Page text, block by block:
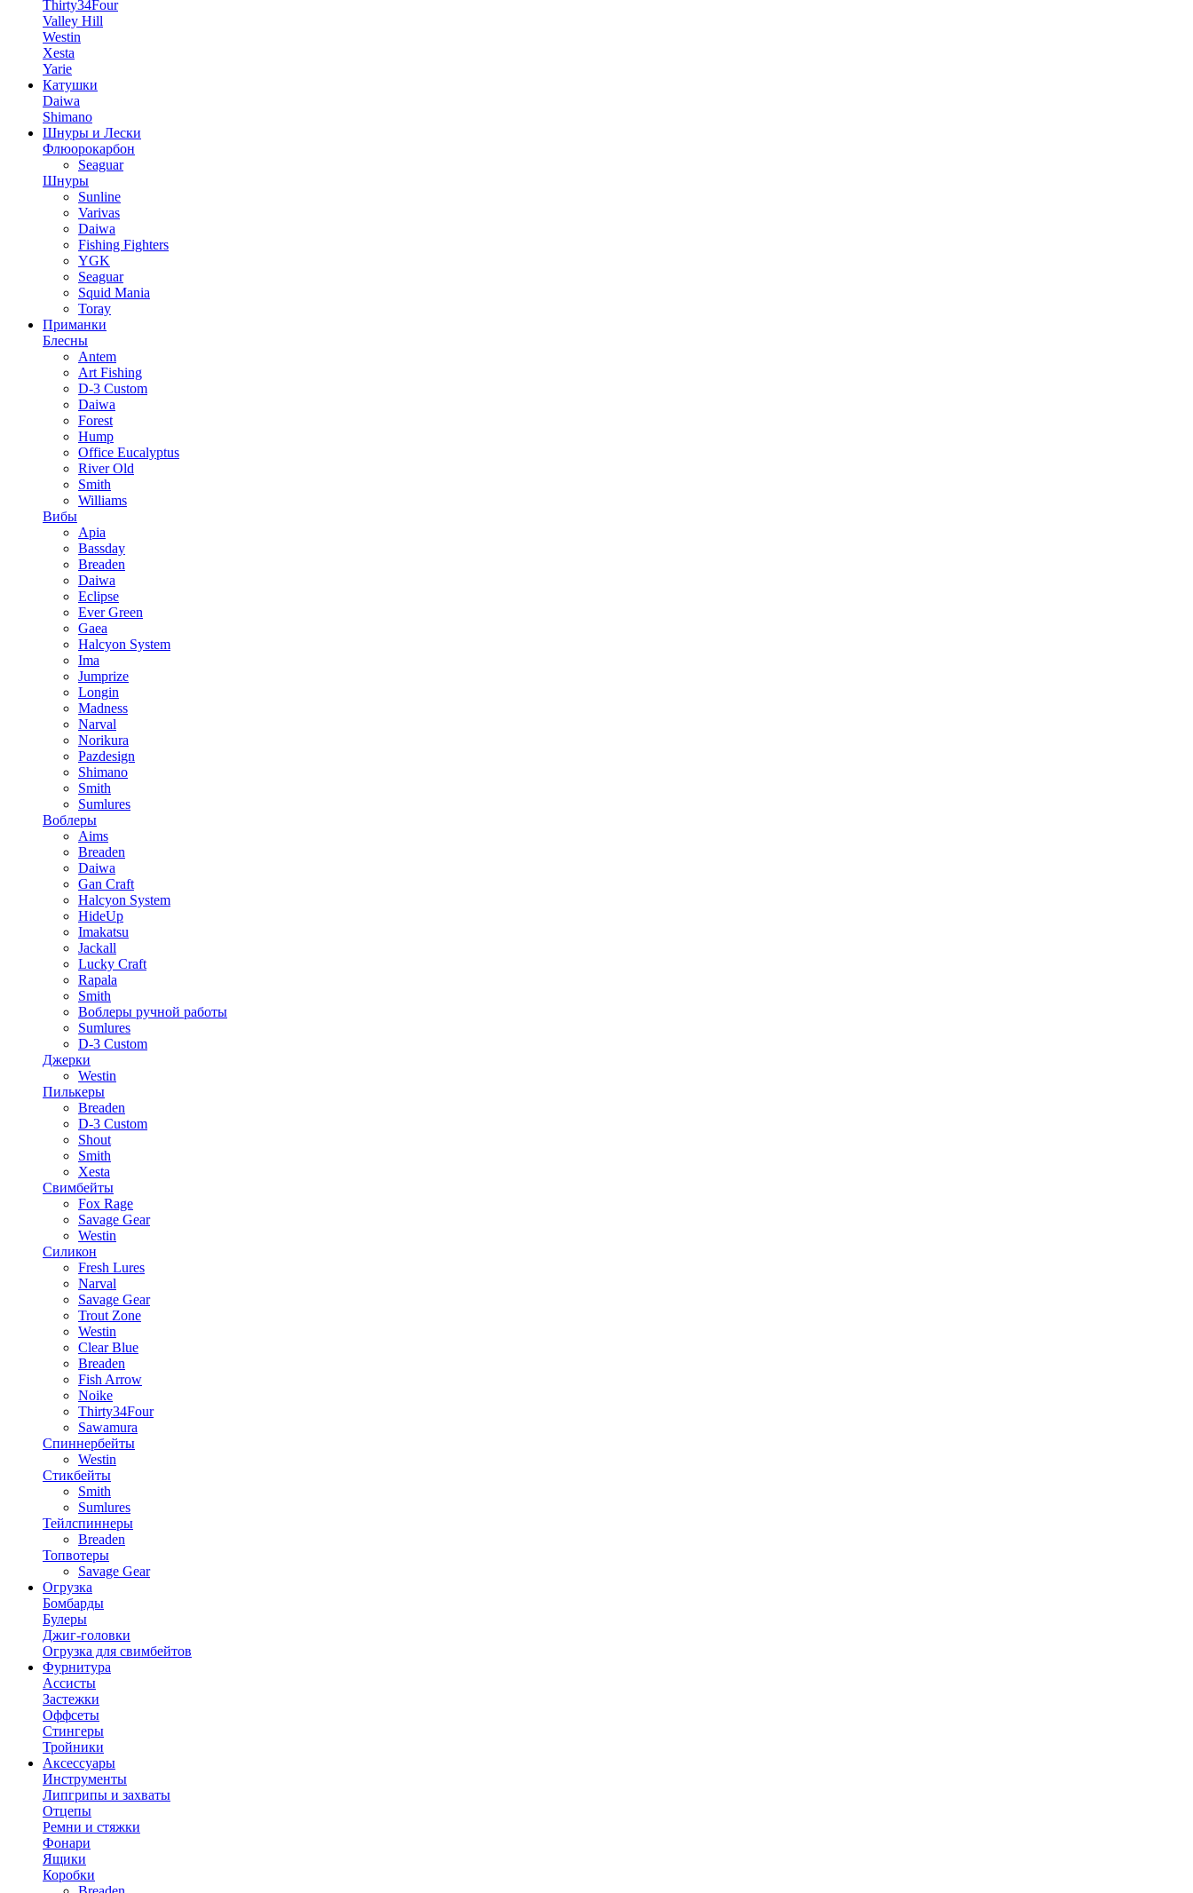
Thirty34Four
Valley Hill
Westin
Xesta
Yarie
Катушки
Daiwa
Shimano
Шнуры и Лески
Флюорокарбон
Seaguar
Шнуры
Sunline
Varivas
Daiwa
Fishing Fighters
YGK
Seaguar
Squid Mania
Toray
Приманки
Блесны
Antem
Art Fishing
D-3 Custom
Daiwa
Forest
Hump
Office Eucalyptus
River Old
Smith
Williams
Вибы
Apia
Bassday
Breaden
Daiwa
Eclipse
Ever Green
Gaea
Halcyon System
Ima
Jumprize
Longin
Madness
Narval
Norikura
Pazdesign
Shimano
Smith
Sumlures
Воблеры
Aims
Breaden
Daiwa
Gan Craft
Halcyon System
HideUp
Imakatsu
Jackall
Lucky Craft
Rapala
Smith
Воблеры ручной работы
Sumlures
D-3 Custom
Джерки
Westin
Пилькеры
Breaden
D-3 Custom
Shout
Smith
Xesta
Свимбейты
Fox Rage
Savage Gear
Westin
Силикон
Fresh Lures
Narval
Savage Gear
Trout Zone
Westin
Clear Blue
Breaden
Fish Arrow
Noike
Thirty34Four
Sawamura
Спиннербейты
Westin
Стикбейты
Smith
Sumlures
Тейлспиннеры
Breaden
Топвотеры
Savage Gear
Огрузка
Бомбарды
Булеры
Джиг-головки
Огрузка для свимбейтов
Фурнитура
Ассисты
Застежки
Оффсеты
Стингеры
Тройники
Аксессуары
Инструменты
Липгрипы и захваты
Отцепы
Ремни и стяжки
Фонари
Ящики
Коробки